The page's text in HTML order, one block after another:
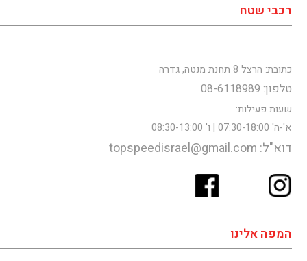
רכבי שטח
כתובת: הרצל 8 תחנת מנטה, גדרה
טלפון: 08-6118989
שעות פעילות:
א'-ה' 07:30-18:00 | ו' 08:30-13:00
דוא"ל: topspeedisrael@gmail.com
המפה אלינו